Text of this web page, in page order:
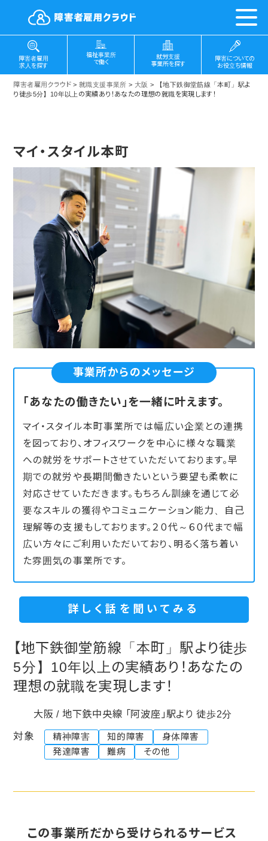
障害者雇用
求人を探す
福祉事業所
で働く
就労支援
事業所を探す
障害についての
お役立ち情報
障害者雇用クラウド>就職支援事業所 > 大阪 >
【地下鉄御堂筋線「本町」駅よ
り徒歩5分】10年以上の実績あり！あなたの理想の就職を実現します！
マイ・スタイル本町
事業所からのメッセージ
「あなたの働きたい」を一緒に叶えます。
マイ・スタイル本町事業所では幅広い企業との連携
を図っており、オフィスワークを中心に様々な職業
への就労をサポートさせていただいております。早
期での就労や長期間働きたいという要望も柔軟に
対応させていただきます。もちろん訓練を通じて必
要なスキルの獲得やコミュニケーション能力、自己
理解等の支援もしております。２０代～６０代まで幅
広い方々にご利用いただいており、明るく落ち着い
た雰囲気の事業所です。
詳しく話を聞いてみる
【地下鉄御堂筋線「本町」駅より徒歩
5分】10年以上の実績あり！あなたの
理想の就職を実現します！
大阪 / 地下鉄中央線 「阿波座」駅より 徒歩2分
対象 精神障害 知的障害
身体障害
発達障害
難病 その他
この事業所だから受けられるサービス